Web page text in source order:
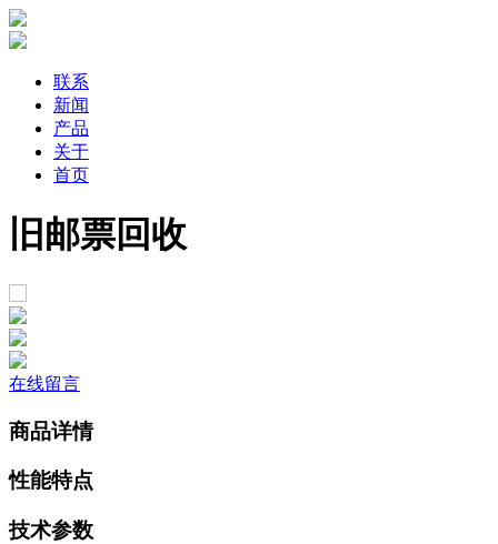
联系
新闻
产品
关于
首页
旧邮票回收
在线留言
商品详情
性能特点
技术参数